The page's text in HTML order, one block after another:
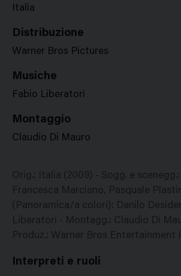
Italia
Distribuzione
Warner Bros Pictures
Musiche
Fabio Liberatori
Montaggio
Claudio Di Mauro
Orig.: Italia (2009) - Sogg. e
Francesca Marciano, Pasquale
(Panoramica/a colori): Danilo
Liberatori - Montagg.: Claudio Di
Produz.: Warner Bros Entertainment
Interpreti e ruoli